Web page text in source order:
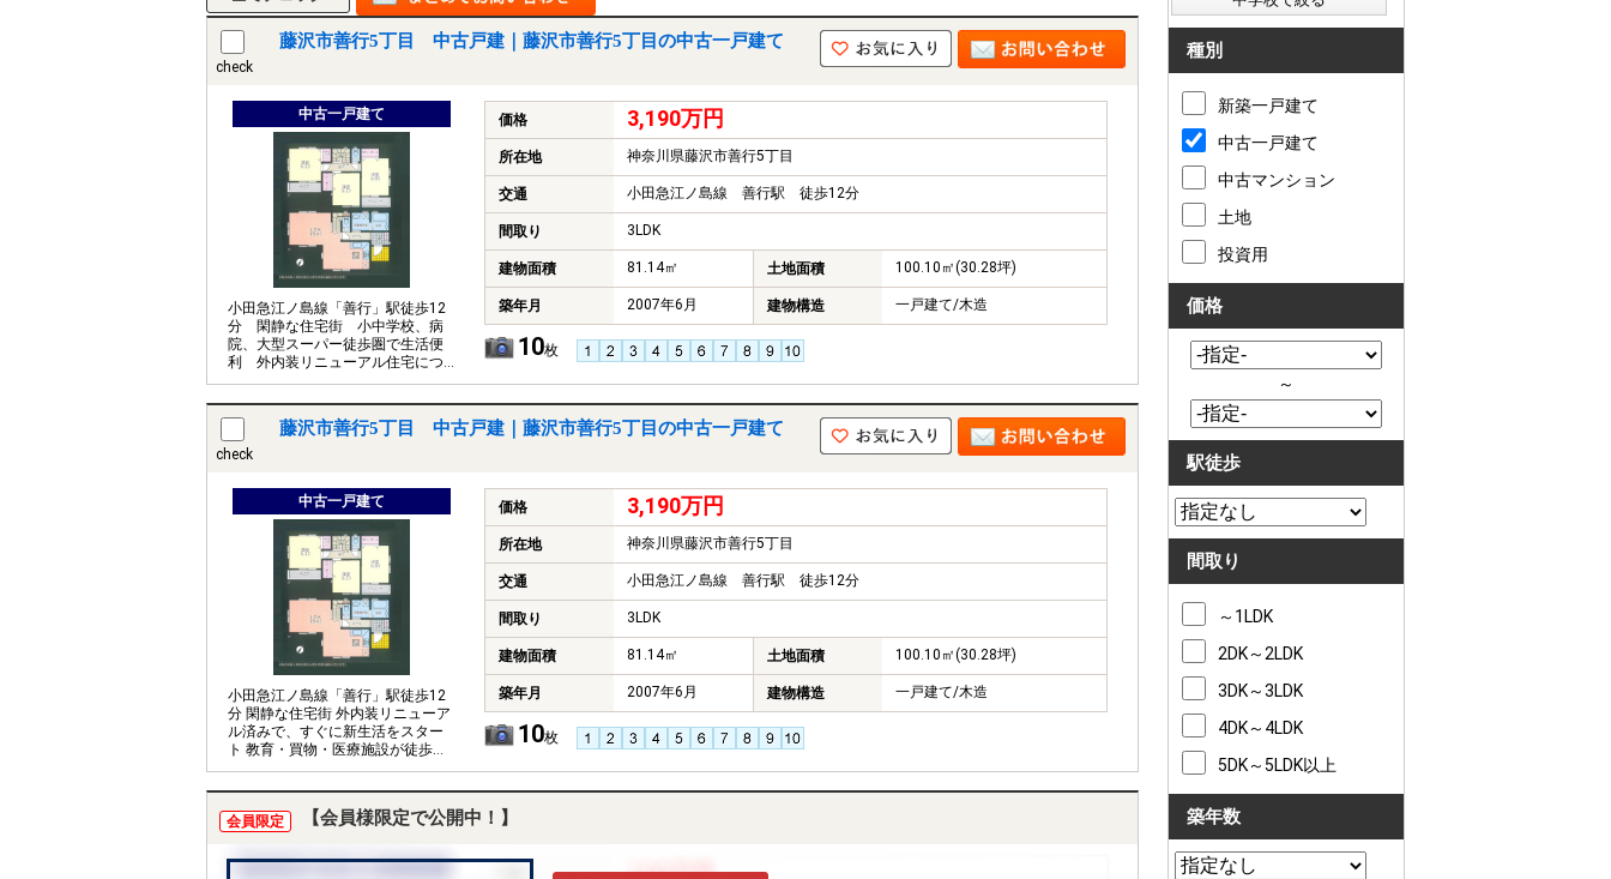
check
藤沢市善行5丁目 中古戸建｜藤沢市善行5丁目の中古一戸建て
中古一戸建て
小田急江ノ島線「善行」駅徒歩12
分 閑静な住宅街 小中学校、病
院、大型スーパー徒歩圏で生活便
利 外内装リニューアル住宅につ
き即入居可能です
価格 3,190万円
所在地 神奈川県藤沢市善行5丁目
交通 小田急江ノ島線 善行駅 徒歩12分
間取り 3LDK
建物面積 81.14㎡ 土地面積 100.10㎡(30.28坪)
築年月 2007年6月 建物構造 一戸建て/木造
10枚
check
藤沢市善行5丁目 中古戸建｜藤沢市善行5丁目の中古一戸建て
中古一戸建て
小田急江ノ島線「善行」駅徒歩12
分 閑静な住宅街 外内装リニューア
ル済みで、すぐに新生活をスター
ト 教育・買物・医療施設が徒歩圏
内の便利な住環境
価格 3,190万円
所在地 神奈川県藤沢市善行5丁目
交通 小田急江ノ島線 善行駅 徒歩12分
間取り 3LDK
建物面積 81.14㎡ 土地面積 100.10㎡(30.28坪)
築年月 2007年6月 建物構造 一戸建て/木造
10枚
会員限定 【会員様限定で公開中！】
種別
新築一戸建て
中古一戸建て
中古マンション
土地
投資用
価格
～
駅徒歩
間取り
～1LDK
2DK～2LDK
3DK～3LDK
4DK～4LDK
5DK～5LDK以上
築年数